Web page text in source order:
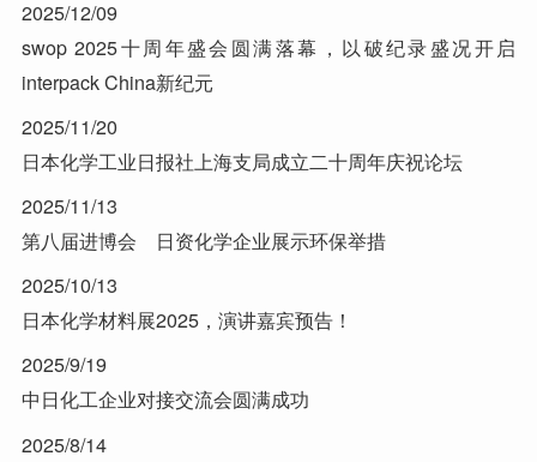
2025/12/09
swop 2025十周年盛会圆满落幕，以破纪录盛况开启
interpack China新纪元
2025/11/20
日本化学工业日报社上海支局成立二十周年庆祝论坛
2025/11/13
第八届进博会 日资化学企业展示环保举措
2025/10/13
日本化学材料展2025，演讲嘉宾预告！
2025/9/19
中日化工企业对接交流会圆满成功
2025/8/14